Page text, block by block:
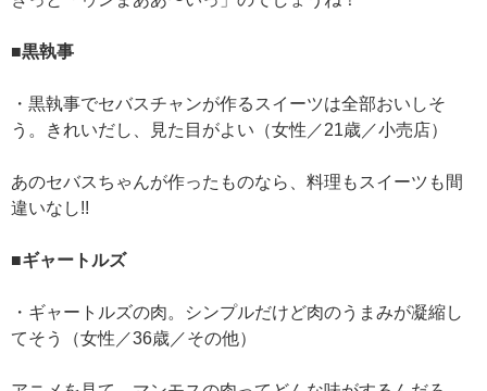
■黒執事
・黒執事でセバスチャンが作るスイーツは全部おいしそ
う。きれいだし、見た目がよい（女性／21歳／小売店）
あのセバスちゃんが作ったものなら、料理もスイーツも間
違いなし!!
■ギャートルズ
・ギャートルズの肉。シンプルだけど肉のうまみが凝縮し
てそう（女性／36歳／その他）